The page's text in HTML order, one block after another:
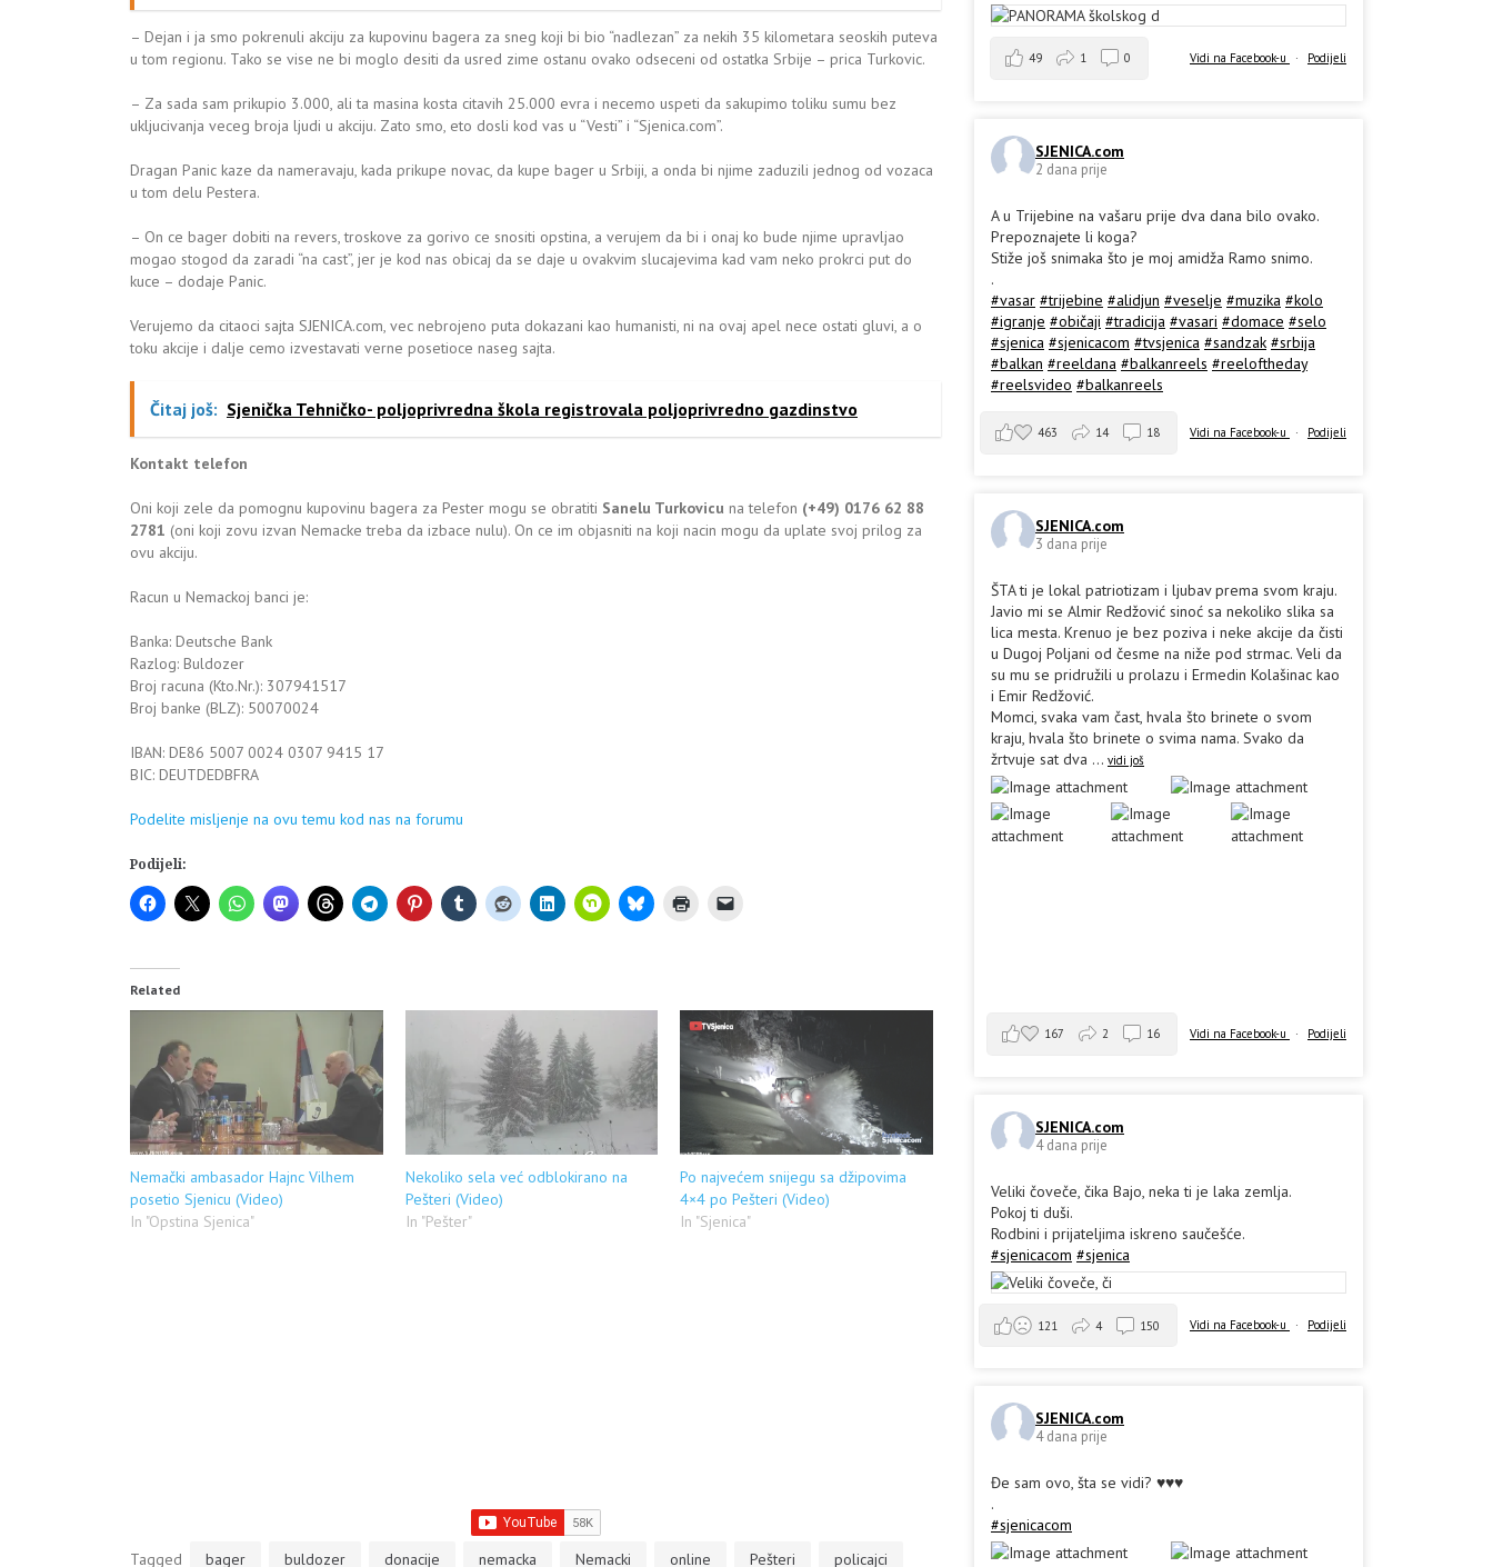
– Dejan i ja smo pokrenuli akciju za kupovinu bagera za sneg koji bi bio “nadlezan” za nekih 35 kilometara seoskih puteva
u tom regionu. Tako se vise ne bi moglo desiti da usred zime ostanu ovako odseceni od ostatka Srbije – prica Turkovic.
– Za sada sam prikupio 3.000, ali ta masina kosta citavih 25.000 evra i necemo uspeti da sakupimo toliku sumu bez
ukljucivanja veceg broja ljudi u akciju. Zato smo, eto dosli kod vas u “Vesti” i “Sjenica.com”.
Dragan Panic kaze da nameravaju, kada prikupe novac, da kupe bager u Srbiji, a onda bi njime zaduzili jednog od vozaca
u tom delu Pestera.
– On ce bager dobiti na revers, troskove za gorivo ce snositi opstina, a verujem da bi i onaj ko bude njime upravljao
mogao stogod da zaradi “na cast”, jer je kod nas obicaj da se daje u ovakvim slucajevima kad vam neko prokrci put do
kuce – dodaje Panic.
Verujemo da citaoci sajta SJENICA.com, vec nebrojeno puta dokazani kao humanisti, ni na ovaj apel nece ostati gluvi, a o
toku akcije i dalje cemo izvestavati verne posetioce naseg sajta.
Čitaj još: Sjenička Tehničko- poljoprivredna škola registrovala poljoprivredno gazdinstvo
Kontakt telefon
Oni koji zele da pomognu kupovinu bagera za Pester mogu se obratiti Sanelu Turkovicu na telefon (+49) 0176 62 88
2781 (oni koji zovu izvan Nemacke treba da izbace nulu). On ce im objasniti na koji nacin mogu da uplate svoj prilog za
ovu akciju.
Racun u Nemackoj banci je:
Banka: Deutsche Bank
Razlog: Buldozer
Broj racuna (Kto.Nr.): 307941517
Broj banke (BLZ): 50070024
IBAN: DE86 5007 0024 0307 9415 17
BIC: DEUTDEDBFRA
Podelite misljenje na ovu temu kod nas na forumu
Podijeli:
Related
Nemački ambasador Hajnc Vilhem
posetio Sjenicu (Video)
In "Opstina Sjenica"
Nekoliko sela već odblokirano na
Pešteri (Video)
In "Pešter"
Po najvećem snijegu sa džipovima
4×4 po Pešteri (Video)
In "Sjenica"
Tagged bager buldozer donacije nemacka Nemacki online Pešteri policajci
Vidi na Facebook-u · Podijeli
49 1 0
SJENICA.com
2 dana prije
A u Trijebine na vašaru prije dva dana bilo ovako.
Prepoznajete li koga?
Stiže još snimaka što je moj amidža Ramo snimo.
.
#vasar #trijebine #alidjun #veselje #muzika #kolo
#igranje #običaji #tradicija #vasari #domace #selo
#sjenica #sjenicacom #tvsjenica #sandzak #srbija
#balkan #reeldana #balkanreels #reeloftheday
#reelsvideo #balkanreels
Vidi na Facebook-u · Podijeli
463 14 18
SJENICA.com
3 dana prije
ŠTA ti je lokal patriotizam i ljubav prema svom kraju.
Javio mi se Almir Redžović sinoć sa nekoliko slika sa
lica mesta. Krenuo je bez poziva i neke akcije da čisti
u Dugoj Poljani od česme na niže pod strmac. Veli da
su mu se pridružili u prolazu i Ermedin Kolašinac kao
i Emir Redžović.
Momci, svaka vam čast, hvala što brinete o svom
kraju, hvala što brinete o svima nama. Svako da
žrtvuje sat dva ... vidi još
Vidi na Facebook-u · Podijeli
167 2 16
SJENICA.com
4 dana prije
Veliki čoveče, čika Bajo, neka ti je laka zemlja.
Pokoj ti duši.
Rodbini i prijateljima iskreno saučešće.
#sjenicacom #sjenica
Vidi na Facebook-u · Podijeli
121 4 150
SJENICA.com
4 dana prije
Đe sam ovo, šta se vidi? ♥️♥️♥️
.
#sjenicacom